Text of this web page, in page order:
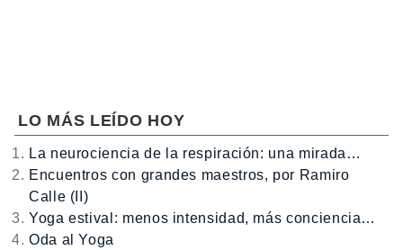
LO MÁS LEÍDO HOY
La neurociencia de la respiración: una mirada…
Encuentros con grandes maestros, por Ramiro
Calle (II)
Yoga estival: menos intensidad, más conciencia…
Oda al Yoga